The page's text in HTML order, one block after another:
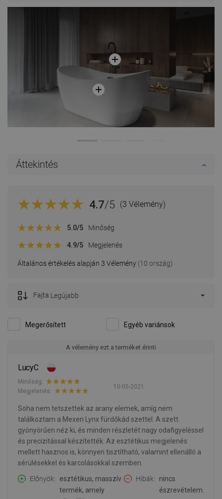
Áttekintés
4.7/5 (3 Vélemény)
Általános értékelés alapján 3 Vélemény (10 ország)
5.0/5 Minőség
4.9/5 Megjelenés
Megerősített Egyéb variánsok
Fajta:Legújabb
A vélemény ezt a terméket érinti
LucyC
10-05-2021
Minőség:
Megjelenés:
Soha nem tetszettek az arany elemek, amíg nem
találkoztam a Mexen Lynx fürdőkád szettel. A szett
gyönyörűen néz ki, és minden részletét nagy odafigyeléssel
és precizitással készítették. Az esztétikus megjelenés
mellett hasznos is, könnyen tisztítható, valamint ellenálló a
sérülésekkel és karcolásokkal szemben.
Előnyök
esztétikus, masszív
termék, amely
Hibák
nincs
észrevételem.